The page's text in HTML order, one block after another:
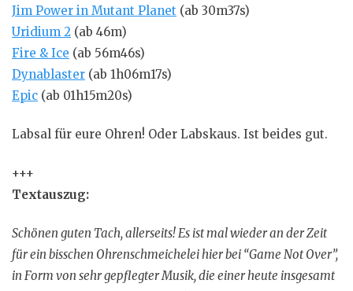
Jim Power in Mutant Planet (ab 30m37s)
Uridium 2 (ab 46m)
Fire & Ice (ab 56m46s)
Dynablaster (ab 1h06m17s)
Epic (ab 01h15m20s)
Labsal für eure Ohren! Oder Labskaus. Ist beides gut.
+++
Textauszug:
Schönen guten Tach, allerseits! Es ist mal wieder an der Zeit
für ein bisschen Ohrenschmeichelei hier bei “Game Not Over”,
in Form von sehr gepflegter Musik, die einer heute insgesamt